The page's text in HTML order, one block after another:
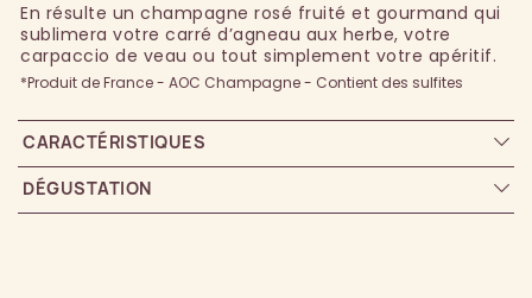
En résulte un champagne rosé fruité et gourmand qui
sublimera votre carré d’agneau aux herbe, votre
carpaccio de veau ou tout simplement votre apéritif.
*Produit de France - AOC Champagne - Contient des sulfites
CARACTÉRISTIQUES
DÉGUSTATION